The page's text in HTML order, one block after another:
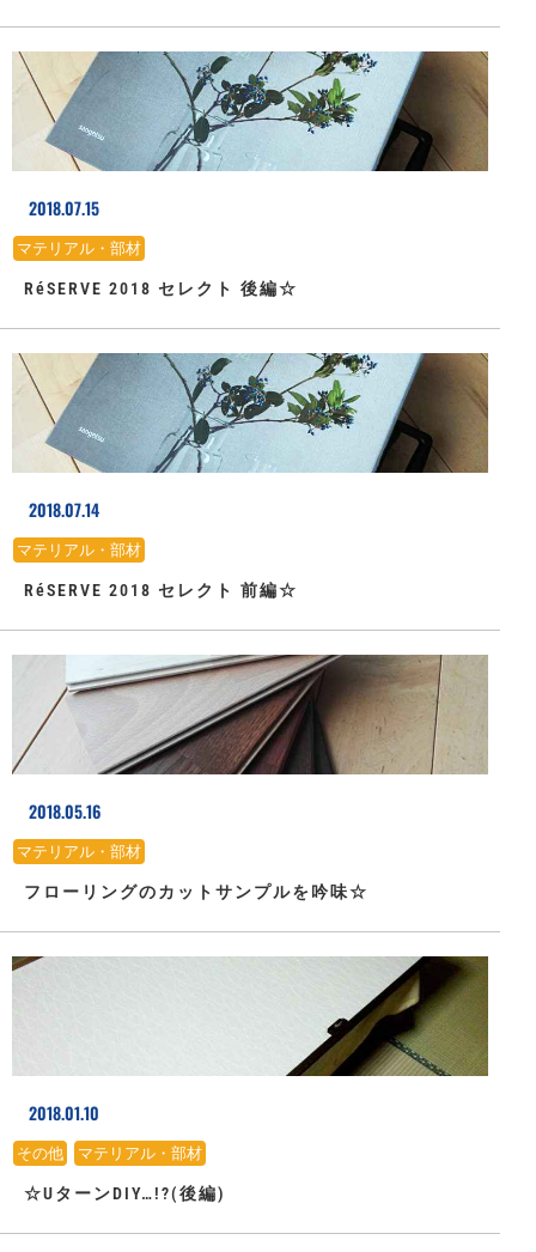
2018.07.15
マテリアル・部材
RéSERVE 2018 セレクト 後編☆
2018.07.14
マテリアル・部材
RéSERVE 2018 セレクト 前編☆
2018.05.16
マテリアル・部材
フローリングのカットサンプルを吟味☆
2018.01.10
その他、 マテリアル・部材
☆UターンDIY…!?(後編)